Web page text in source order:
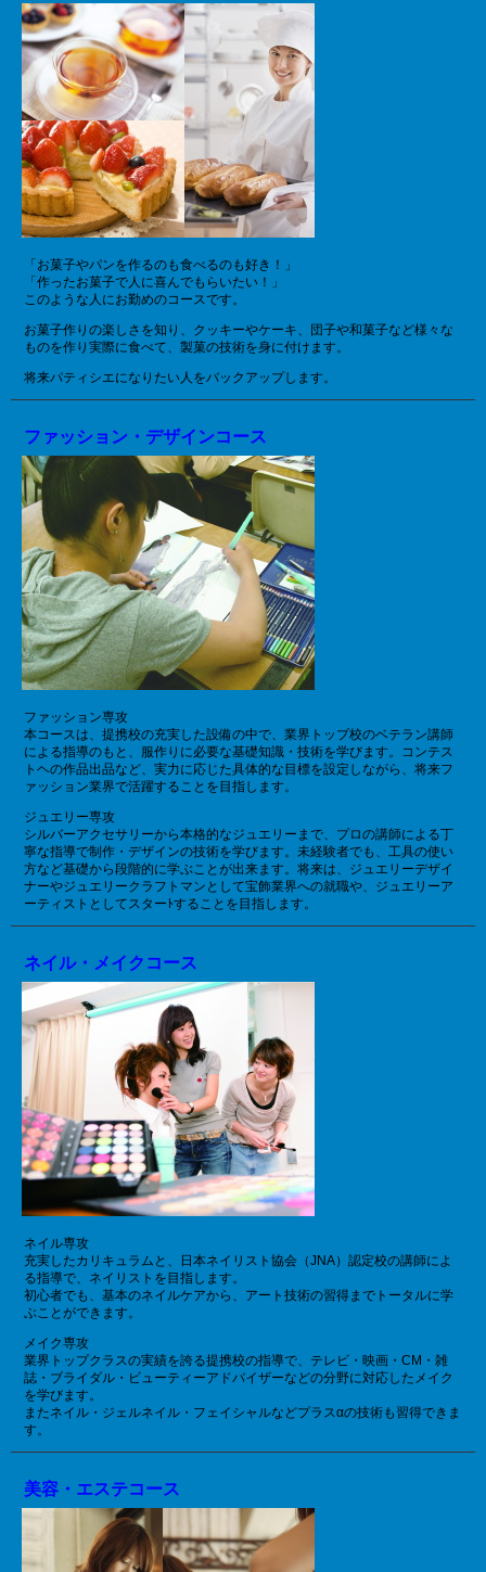
「お菓子やパンを作るのも食べるのも好き！」
「作ったお菓子で人に喜んでもらいたい！」
このような人にお勤めのコースです。
お菓子作りの楽しさを知り、クッキーやケーキ、団子や和菓子など様々な
ものを作り実際に食べて、製菓の技術を身に付けます。
将来パティシエになりたい人をバックアップします。
ファッション・デザインコース
ファッション専攻
本コースは、提携校の充実した設備の中で、業界トップ校のベテラン講師
による指導のもと、服作りに必要な基礎知識・技術を学びます。コンテス
トヘの作品出品など、実力に応じた具体的な目標を設定しながら、将来フ
ァッション業界で活躍することを目指します。
ジュエリー専攻
シルバーアクセサリーから本格的なジュエリーまで、プロの講師による丁
寧な指導で制作・デザインの技術を学びます。未経験者でも、工具の使い
方など基礎から段階的に学ぶことが出来ます。将来は、ジュエリーデザイ
ナーやジュエリークラフトマンとして宝飾業界への就職や、ジュエリーア
ーティストとしてスターﾄすることを目指します。
ネイル・メイクコース
ネイル専攻
充実したカリキュラムと、日本ネイリスト協会（JNA）認定校の講師によ
る指導で、ネイリストを目指します。
初心者でも、基本のネイルケアから、アート技術の習得までトータルに学
ぶことができます。
メイク専攻
業界トップクラスの実績を誇る提携校の指導で、テレビ・映画・CM・雑
誌・ブライダル・ビューティーアドバイザーなどの分野に対応したメイク
を学びます。
またネイル・ジェルネイル・フェイシャルなどプラスαの技術も習得できま
す。
美容・エステコース